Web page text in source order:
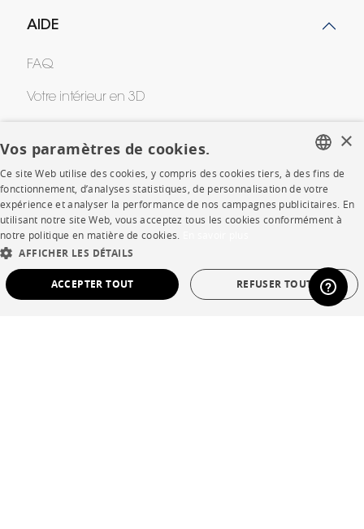
AIDE
FAQ
Votre intérieur en 3D
CORPORATE
Presse
Rejoignez-nous
Devenir concessionnaire
FRENCH
ENGLISH
SPANISH
×
Vos paramètres de cookies.
Ce site Web utilise des cookies, y compris des cookies tiers, à des fins de
fonctionnement, d’analyses statistiques, de personnalisation de votre
expérience et analyser la performance de nos campagnes publicitaires. En
utilisant notre site Web, vous acceptez tous les cookies conformément à
notre politique en matière de cookies.
AFFICHER LES DÉTAILS
ACCEPTER TOUT REFUSER TOUT